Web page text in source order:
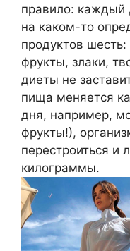
правило:
на каком-то
продуктов
фрукты, злаки,
диеты не
пища меняется
дня, например,
фрукты!),
перестроиться и
килограммы.